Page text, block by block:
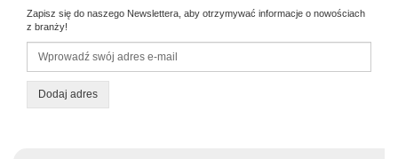
Zapisz się do naszego Newslettera, aby otrzymywać informacje o nowościach
z branży!
Dodaj adres